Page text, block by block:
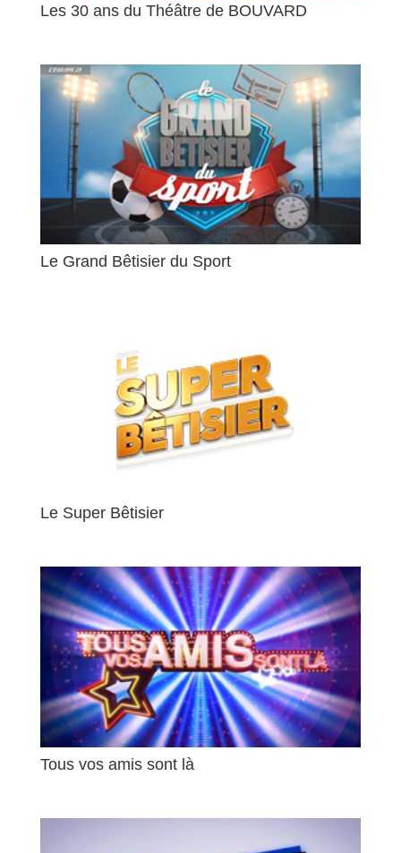
Les 30 ans du Théâtre de BOUVARD
Le Grand Bêtisier du Sport
Le Super Bêtisier
Tous vos amis sont là